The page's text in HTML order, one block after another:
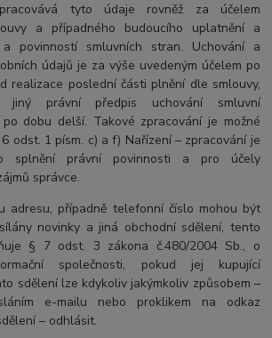
tyto údaje rovněž za účelem
a případného budoucího uplatnění a
povinností smluvních stran. Uchování a
údajů je za výše uvedeným účelem po
realizace poslední části plnění dle smlouvy,
li jiný právní předpis uchování smluvní
po dobu delší. Takové zpracování je možné
odst. 1 písm. c) a f) Nařízení – zpracování je
splnění právní povinnosti a pro účely
správce.
adresu, případně telefonní číslo mohou být
novinky a jiná obchodní sdělení, tento
§ 7 odst. 3 zákona č.480/2004 Sb., o
společnosti, pokud jej kupující
sdělení lze kdykoliv jakýmkoliv způsobem –
e-mailu nebo proklikem na odkaz
– odhlásit.